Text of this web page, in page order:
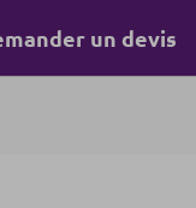
un devis